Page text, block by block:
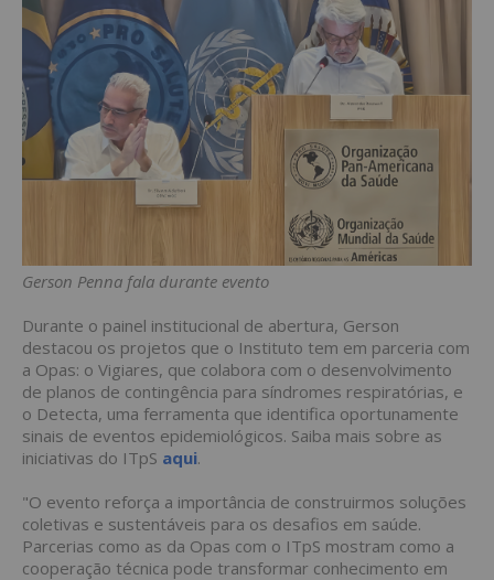
Gerson Penna fala durante evento
Durante o painel institucional de abertura, Gerson
destacou os projetos que o Instituto tem em parceria com
a Opas: o Vigiares, que colabora com o desenvolvimento
de planos de contingência para síndromes respiratórias, e
o Detecta, uma ferramenta que identifica oportunamente
sinais de eventos epidemiológicos. Saiba mais sobre as
iniciativas do ITpS aqui.
"O evento reforça a importância de construirmos soluções
coletivas e sustentáveis para os desafios em saúde.
Parcerias como as da Opas com o ITpS mostram como a
cooperação técnica pode transformar conhecimento em